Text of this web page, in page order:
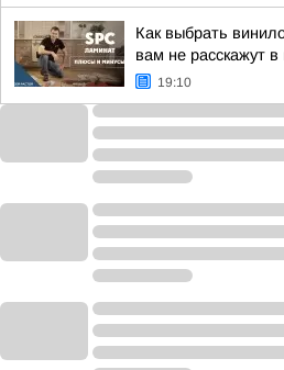
Как выбрать
вам не расскажут в
19:10